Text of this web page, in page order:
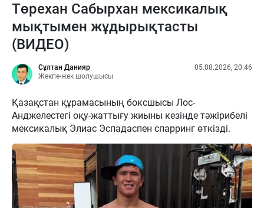
Төрехан Сабырхан мексикалық
мықтымен жұдырықтасты
(ВИДЕО)
Сұлтан Данияр
Жекпе-жек шолушысы
05.08.2026, 20:46
Қазақстан құрамасының боксшысы Лос-
Анджелестегі оқу-жаттығу жиыны кезінде тәжірибелі
мексикалық Элиас Эспадаспен спарринг өткізді.